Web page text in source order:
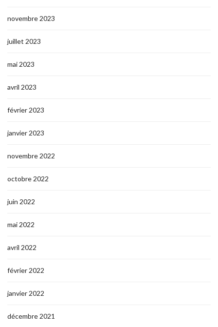
novembre 2023
juillet 2023
mai 2023
avril 2023
février 2023
janvier 2023
novembre 2022
octobre 2022
juin 2022
mai 2022
avril 2022
février 2022
janvier 2022
décembre 2021